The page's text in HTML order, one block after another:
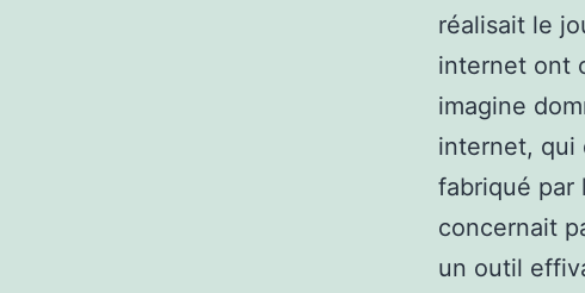
réalisait le
internet ont
imagine
internet, qui
fabriqué par
concernait
un outil